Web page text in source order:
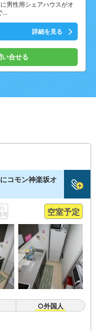
男性用シェアハウスがオ
…
詳細を見る
い合せる
コモン神楽坂オ
空室予定
○外国人